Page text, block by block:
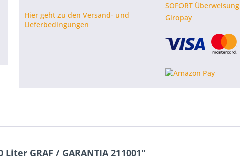
Hier geht zu den Versand- und
Lieferbedingungen
SOFORT Überweisung
Giropay
GRAF / GARANTIA 211001"